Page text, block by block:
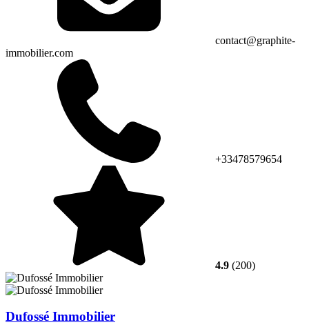
contact@graphite-
immobilier.com
+33478579654
4.9 (200)
Dufossé Immobilier